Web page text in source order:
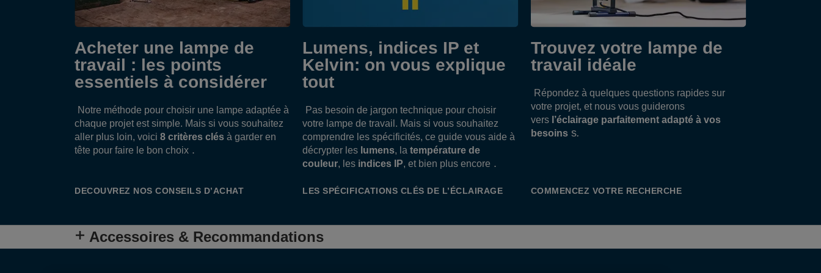
Gardena, Husqvarna et Wagner. Nous
recommandons la batterie Power For All
d'autonomie. Batterie et chargeur non
inclus, vendus séparément.
Acheter une lampe de
travail : les points
essentiels à considérer
Notre méthode pour choisir une lampe adaptée à
chaque projet est simple. Mais si vous souhaitez
aller plus loin, voici 8 critères clés à garder en
tête pour faire le bon choix .
DECOUVREZ NOS CONSEILS D’ACHAT
Lumens, indices IP et
Kelvin: on vous explique
tout
Pas besoin de jargon technique pour choisir
votre lampe de travail. Mais si vous souhaitez
comprendre les spécificités, ce guide vous aide à
décrypter les lumens, latempérature de
couleur, les indices IP, et bien plus encore .
LES SPÉCIFICATIONS CLÉS DE L’ÉCLAIRAGE
Trouvez votre lampe de
travail idéale
Répondez à quelques questions rapides sur
votre projet, et nous vous guiderons
vers l’éclairage parfaitement adapté à vos
besoinss.
COMMENCEZ VOTRE RECHERCHE
Accessoires & Recommandations